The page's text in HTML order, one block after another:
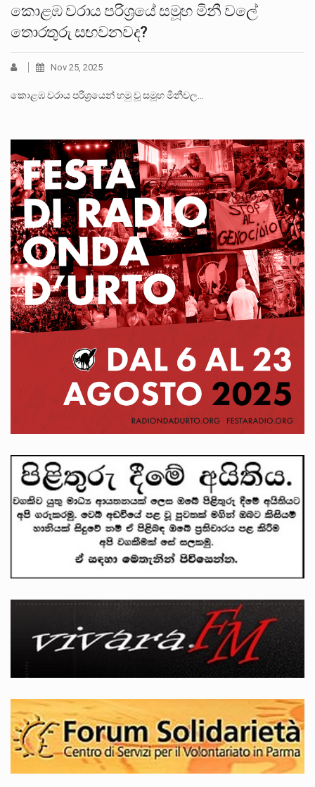
කොළඹ වරාය පරිශ්‍රයේ සමූහ මිනී වලේ
තොරතුරු සඟවනවද?
Nov 25, 2025
කොළඹ වරාය පරිශ්‍රයෙන් හමු වූ සමූහ මිනීවල…